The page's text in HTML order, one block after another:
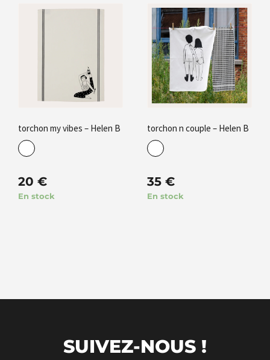
torchon my vibes – Helen B
20 €
En stock
torchon n couple – Helen B
35 €
En stock
SUIVEZ-NOUS !